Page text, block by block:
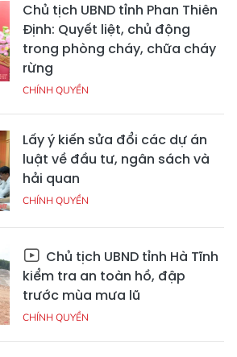
Chủ tịch UBND tỉnh Phan Thiên
Định: Quyết liệt, chủ động
trong phòng cháy, chữa cháy
rừng
CHÍNH QUYỀN
Lấy ý kiến sửa đổi các dự án
luật về đầu tư, ngân sách và
hải quan
CHÍNH QUYỀN
Chủ tịch UBND tỉnh Hà Tĩnh
kiểm tra an toàn hồ, đập
trước mùa mưa lũ
CHÍNH QUYỀN